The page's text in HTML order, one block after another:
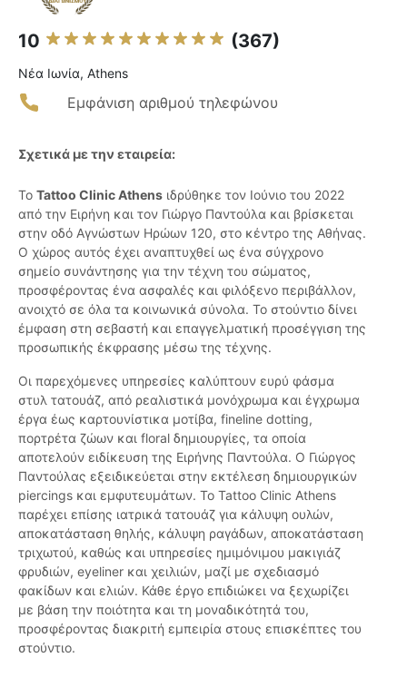
10 (367)
Νέα Ιωνία, Athens
Εμφάνιση αριθμού τηλεφώνου
Σχετικά με την εταιρεία:
Το Tattoo Clinic Athens ιδρύθηκε τον Ιούνιο του 2022
από την Ειρήνη και τον Γιώργο Παντούλα και βρίσκεται
στην οδό Αγνώστων Ηρώων 120, στο κέντρο της Αθήνας.
Ο χώρος αυτός έχει αναπτυχθεί ως ένα σύγχρονο
σημείο συνάντησης για την τέχνη του σώματος,
προσφέροντας ένα ασφαλές και φιλόξενο περιβάλλον,
ανοιχτό σε όλα τα κοινωνικά σύνολα. Το στούντιο δίνει
έμφαση στη σεβαστή και επαγγελματική προσέγγιση της
προσωπικής έκφρασης μέσω της τέχνης.
Οι παρεχόμενες υπηρεσίες καλύπτουν ευρύ φάσμα
στυλ τατουάζ, από ρεαλιστικά μονόχρωμα και έγχρωμα
έργα έως καρτουνίστικα μοτίβα, fineline dotting,
πορτρέτα ζώων και floral δημιουργίες, τα οποία
αποτελούν ειδίκευση της Ειρήνης Παντούλα. Ο Γιώργος
Παντούλας εξειδικεύεται στην εκτέλεση δημιουργικών
piercings και εμφυτευμάτων. Το Tattoo Clinic Athens
παρέχει επίσης ιατρικά τατουάζ για κάλυψη ουλών,
αποκατάσταση θηλής, κάλυψη ραγάδων, αποκατάσταση
τριχωτού, καθώς και υπηρεσίες ημιμόνιμου μακιγιάζ
φρυδιών, eyeliner και χειλιών, μαζί με σχεδιασμό
φακίδων και ελιών. Κάθε έργο επιδιώκει να ξεχωρίζει
με βάση την ποιότητα και τη μοναδικότητά του,
προσφέροντας διακριτή εμπειρία στους επισκέπτες του
στούντιο.